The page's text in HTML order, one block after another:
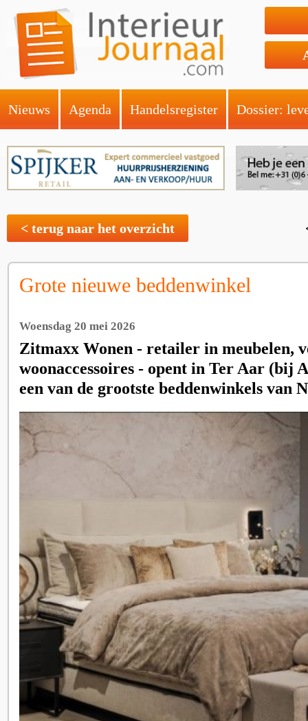
Nieuws Agenda Handelsregister Dossier:
< terug naar het overzicht
Grote nieuwe beddenwinkel
Woensdag 20 mei 2026
Zitmaxx Wonen - retailer in meubelen,
woonaccessoires - opent in Ter Aar (bij
een van de grootste beddenwinkels van